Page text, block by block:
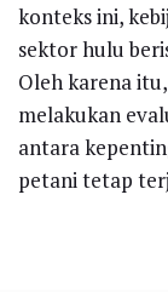
konteks ini,
sektor hulu
Oleh karena
melakukan
antara
petani tetap